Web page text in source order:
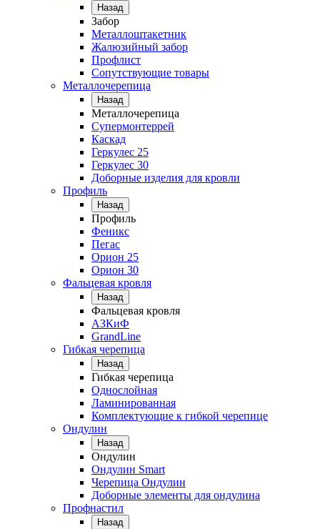
Назад
Забор
Металлоштакетник
Жалюзийный забор
Профлист
Сопутствующие товары
Металлочерепица
Назад
Металлочерепица
Супермонтеррей
Каскад
Геркулес 25
Геркулес 30
Доборные изделия для кровли
Профиль
Назад
Профиль
Феникс
Пегас
Орион 25
Орион 30
Фальцевая кровля
Назад
Фальцевая кровля
АЗКиФ
GrandLine
Гибкая черепица
Назад
Гибкая черепица
Однослойная
Ламинированная
Комплектующие к гибкой черепице
Ондулин
Назад
Ондулин
Ондулин Smart
Черепица Ондулин
Доборные элементы для ондулина
Профнастил
Назад